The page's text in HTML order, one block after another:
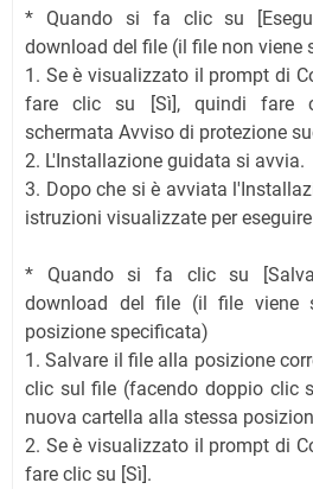
* Quando si fa clic su
download del file (il file non viene
1. Se è visualizzato il prompt di
fare clic su [Sì], quindi fare
schermata Avviso di protezione
2. L'Installazione guidata si avvia.
3. Dopo che si è avviata
istruzioni visualizzate per
* Quando si fa clic su
download del file (il file viene
posizione specificata)
1. Salvare il file alla posizione
clic sul file (facendo doppio clic
nuova cartella alla stessa
2. Se è visualizzato il prompt di
fare clic su [Sì].